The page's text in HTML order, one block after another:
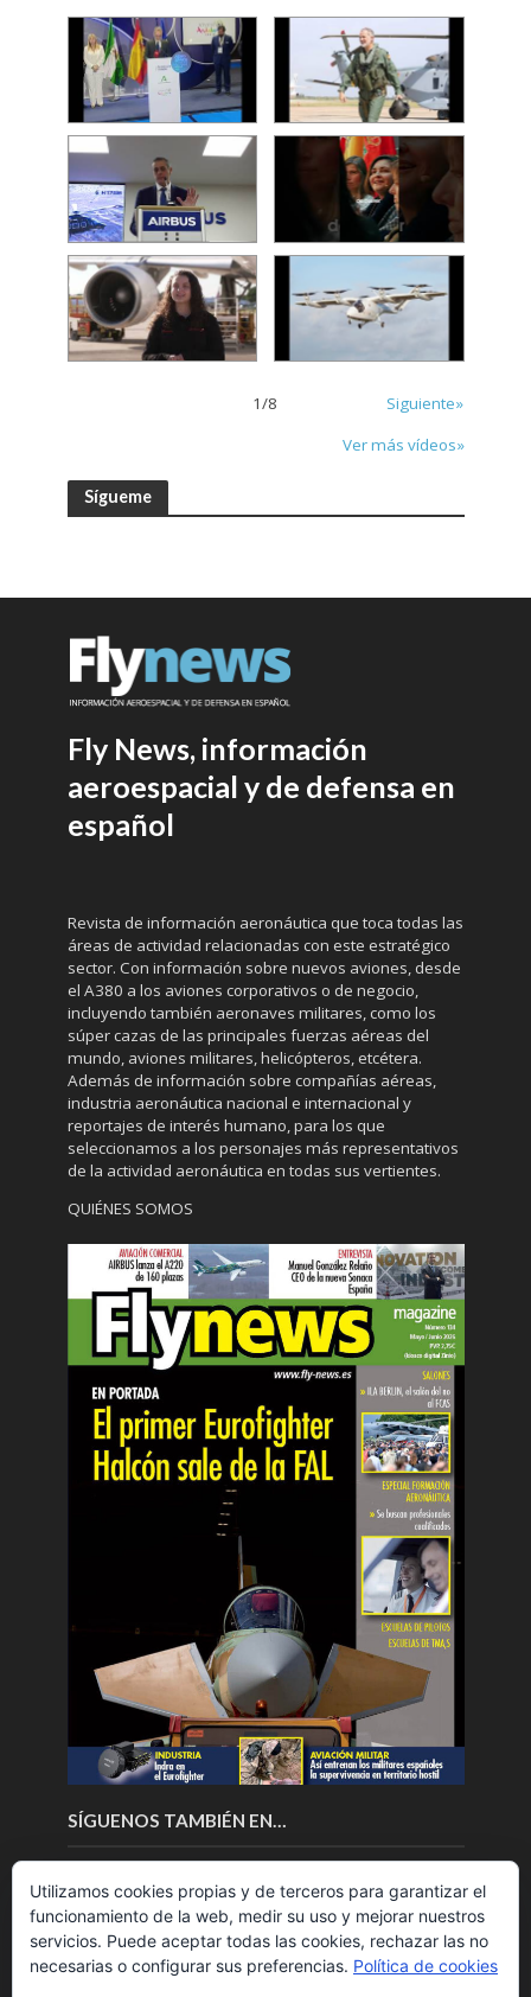
1/8
Siguiente»
Ver más vídeos»
Sígueme
Fly News, información
aeroespacial y de defensa en
español
Revista de información aeronáutica que toca todas las
áreas de actividad relacionadas con este estratégico
sector. Con información sobre nuevos aviones, desde
el A380 a los aviones corporativos o de negocio,
incluyendo también aeronaves militares, como los
súper cazas de las principales fuerzas aéreas del
mundo, aviones militares, helicópteros, etcétera.
Además de información sobre compañías aéreas,
industria aeronáutica nacional e internacional y
reportajes de interés humano, para los que
seleccionamos a los personajes más representativos
de la actividad aeronáutica en todas sus vertientes.
QUIÉNES SOMOS
SÍGUENOS TAMBIÉN EN…
Utilizamos cookies propias y de terceros para garantizar el
funcionamiento de la web, medir su uso y mejorar nuestros
servicios. Puede aceptar todas las cookies, rechazar las no
necesarias o configurar sus preferencias. Política de cookies